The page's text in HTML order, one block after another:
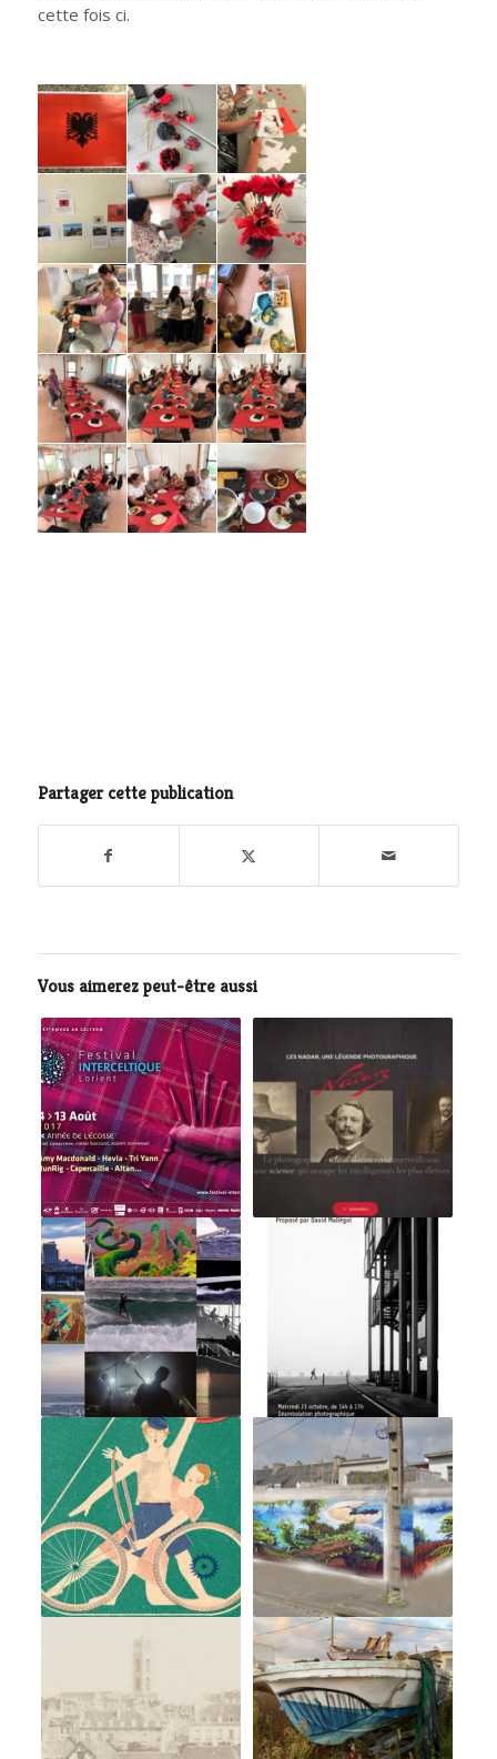
cette fois ci.
Partager cette publication
Vous aimerez peut-être aussi